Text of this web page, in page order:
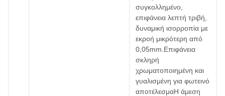
συγκολλημένο,
επιφάνεια λεπτή τριβή,
δυναμική ισορροπία με
εκροή μικρότερη από
0,05mm.Επιφάνεια
σκληρή
χρωματοποιημένη και
γυαλισμένη για φωτεινό
αποτέλεσμαΗ άμεση